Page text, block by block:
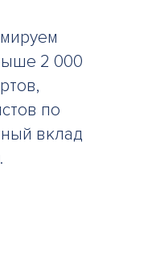
2 000
по
вклад